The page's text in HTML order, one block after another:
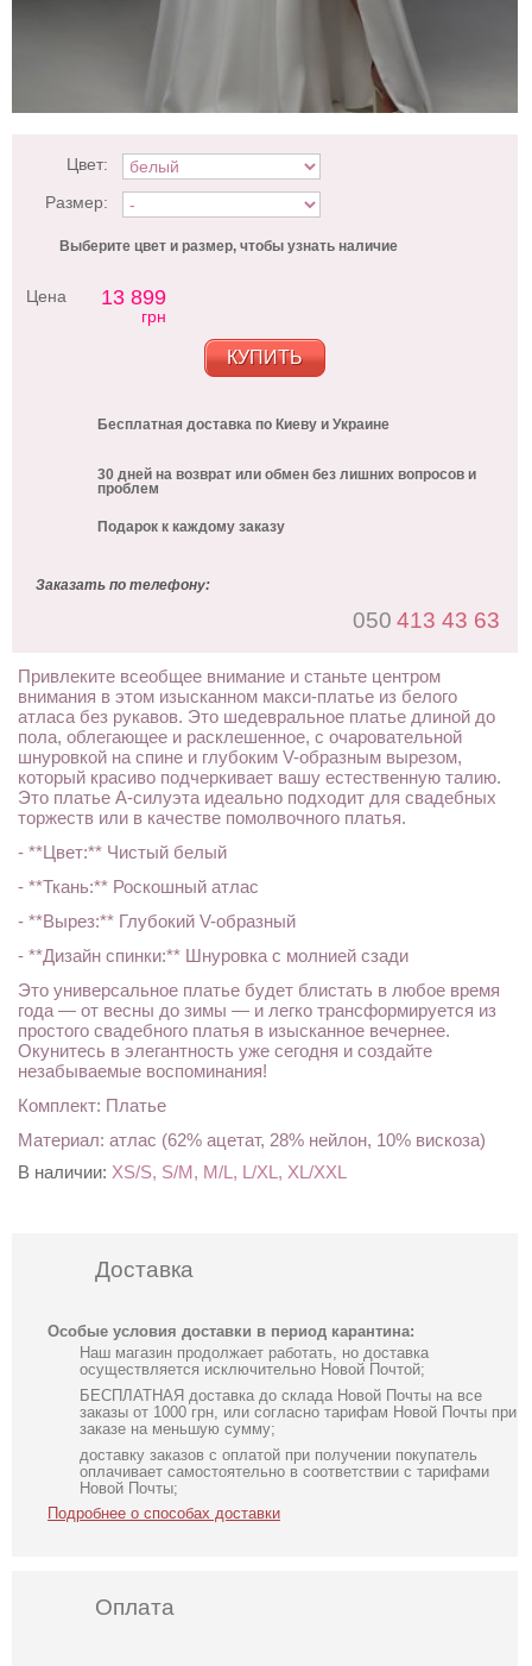
Цвет:
Размер:
Выберите цвет и размер, чтобы узнать наличие
Цена 13 899
грн
КУПИТЬ
Бесплатная доставка по Киеву и Украине
30 дней на возврат или обмен без лишних вопросов и
проблем
Подарок к каждому заказу
Заказать по телефону:
050 413 43 63
Привлеките всеобщее внимание и станьте центром
внимания в этом изысканном макси-платье из белого
атласа без рукавов. Это шедевральное платье длиной до
пола, облегающее и расклешенное, с очаровательной
шнуровкой на спине и глубоким V-образным вырезом,
который красиво подчеркивает вашу естественную талию.
Это платье А-силуэта идеально подходит для свадебных
торжеств или в качестве помолвочного платья.
- **Цвет:** Чистый белый
- **Ткань:** Роскошный атлас
- **Вырез:** Глубокий V-образный
- **Дизайн спинки:** Шнуровка с молнией сзади
Это универсальное платье будет блистать в любое время
года — от весны до зимы — и легко трансформируется из
простого свадебного платья в изысканное вечернее.
Окунитесь в элегантность уже сегодня и создайте
незабываемые воспоминания!
Комплект: Платье
Материал: атлас (62% ацетат, 28% нейлон, 10% вискоза)
В наличии: XS/S, S/M, M/L, L/XL, XL/XXL
Доставка
Особые условия доставки в период карантина:
Наш магазин продолжает работать, но доставка
осуществляется исключительно Новой Почтой;
БЕСПЛАТНАЯ доставка до склада Новой Почты на все
заказы от 1000 грн, или согласно тарифам Новой Почты при
заказе на меньшую сумму;
доставку заказов с оплатой при получении покупатель
оплачивает самостоятельно в соответствии с тарифами
Новой Почты;
Подробнее о способах доставки
Оплата